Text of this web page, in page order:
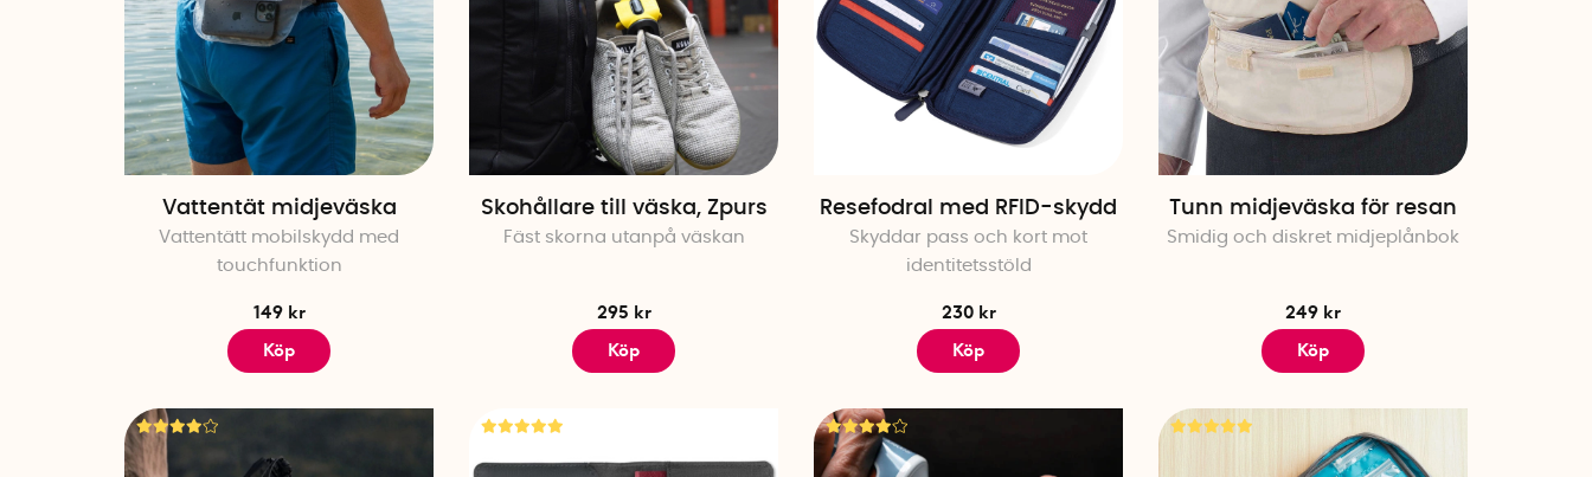
Vattentät midjeväska
Vattentätt mobilskydd med
touchfunktion
149 kr
Köp
Skohållare till väska, Zpurs
Fäst skorna utanpå väskan
295 kr
Köp
Resefodral med RFID-skydd
Skyddar pass och kort mot
identitetsstöld
230 kr
Köp
Tunn midjeväska för resan
Smidig och diskret midjeplånbok
249 kr
Köp